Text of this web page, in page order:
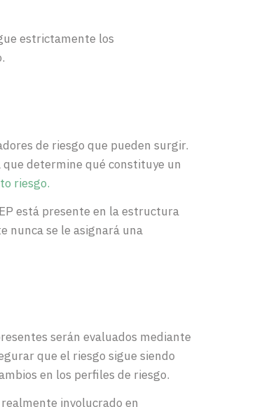
estrictamente los
de riesgo que pueden surgir.
que determine qué constituye un
riesgo.
está presente en la estructura
nunca se le asignará una
serán evaluados mediante
que el riesgo sigue siendo
en los perfiles de riesgo.
involucrado en